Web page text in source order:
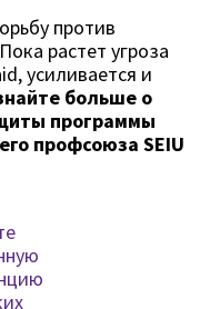
против
растет угроза
усиливается и
больше о
программы
профсоюза SEIU